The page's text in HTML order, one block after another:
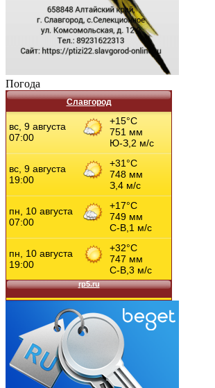
Погода
Славгород